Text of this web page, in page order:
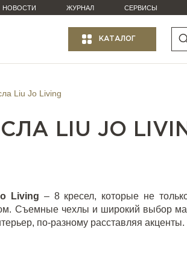
НОВОСТИ ЖУРНАЛ СЕРВИСЫ
КАТАЛОГ
Liu Jo Living
LIU JO
Living – 8 кресел, которые не
Съемные чехлы и широкий выбор
по-разному расставляя акценты.